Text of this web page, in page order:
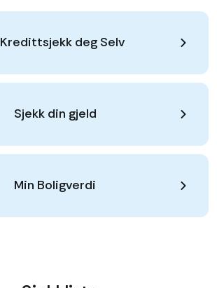
Kredittsjekk deg Selv
Sjekk din gjeld
Min Boligverdi